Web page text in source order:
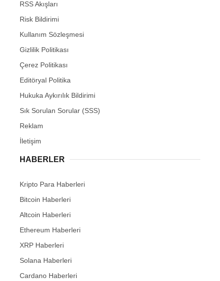
RSS Akışları
Risk Bildirimi
Kullanım Sözleşmesi
Gizlilik Politikası
Çerez Politikası
Editöryal Politika
Hukuka Aykırılık Bildirimi
Sık Sorulan Sorular (SSS)
Reklam
İletişim
HABERLER
Kripto Para Haberleri
Bitcoin Haberleri
Altcoin Haberleri
Ethereum Haberleri
XRP Haberleri
Solana Haberleri
Cardano Haberleri